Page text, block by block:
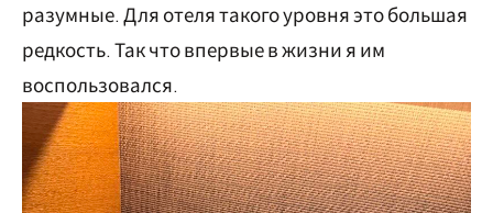
разумные. Для отеля такого уровня это большая
редкость. Так что впервые в жизни я им
воспользовался.